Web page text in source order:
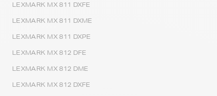
LEXMARK MX 811 DXFE
LEXMARK MX 811 DXME
LEXMARK MX 811 DXPE
LEXMARK MX 812 DFE
LEXMARK MX 812 DME
LEXMARK MX 812 DXFE